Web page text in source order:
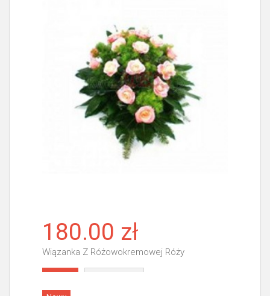
180.00 zł
Wiązanka Z Różowokremowej Róży